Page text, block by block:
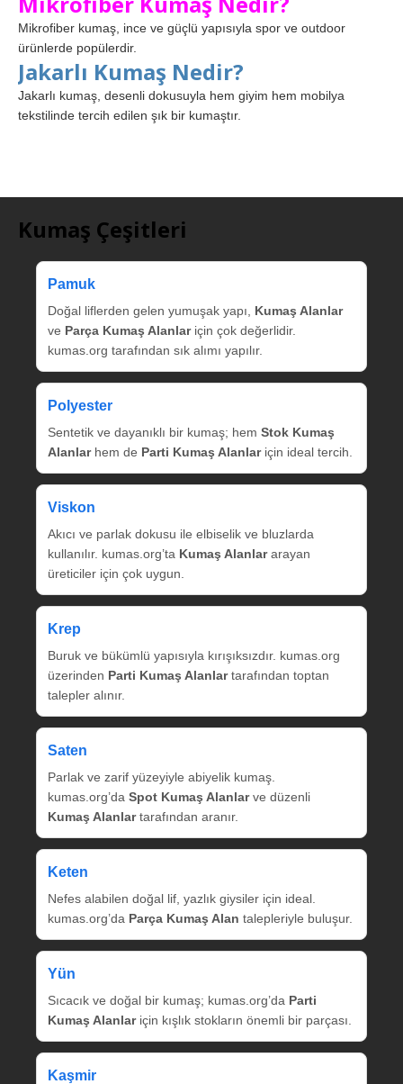
Mikrofiber kumaş, ince ve güçlü yapısıyla spor ve outdoor
ürünlerde popülerdir.
Jakarlı Kumaş Nedir?
Jakarlı kumaş, desenli dokusuyla hem giyim hem mobilya
tekstilinde tercih edilen şık bir kumaştır.
Kumaş Çeşitleri
Pamuk
Doğal liflerden gelen yumuşak yapı, Kumaş Alanlar
ve Parça Kumaş Alanlariçin çok değerlidir.
kumas.org tarafından sık alımı yapılır.
Polyester
Sentetik ve dayanıklı bir kumaş; hem Stok Kumaş
Alanlarhem de Parti Kumaş Alanlariçin ideal tercih.
Viskon
Akıcı ve parlak dokusu ile elbiselik ve bluzlarda
kullanılır. kumas.org’ta Kumaş Alanlararayan
üreticiler için çok uygun.
Krep
Buruk ve bükümlü yapısıyla kırışıksızdır. kumas.org
üzerinden Parti Kumaş Alanlartarafından toptan
talepler alınır.
Saten
Parlak ve zarif yüzeyiyle abiyelik kumaş.
kumas.org’da Spot Kumaş Alanlarve düzenli
Kumaş Alanlartarafından aranır.
Keten
Nefes alabilen doğal lif, yazlık giysiler için ideal.
kumas.org’da Parça Kumaş Alan talepleriyle buluşur.
Yün
Sıcacık ve doğal bir kumaş; kumas.org’da Parti
Kumaş Alanlariçin kışlık stokların önemli bir parçası.
Kaşmir